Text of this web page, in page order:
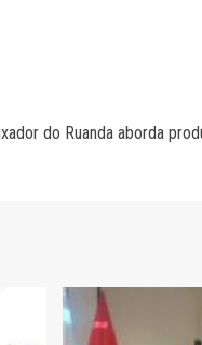
do Ruanda aborda